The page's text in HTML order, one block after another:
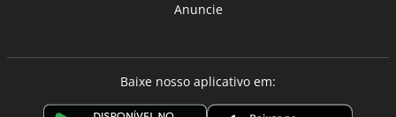
Anuncie
Baixe nosso aplicativo em: